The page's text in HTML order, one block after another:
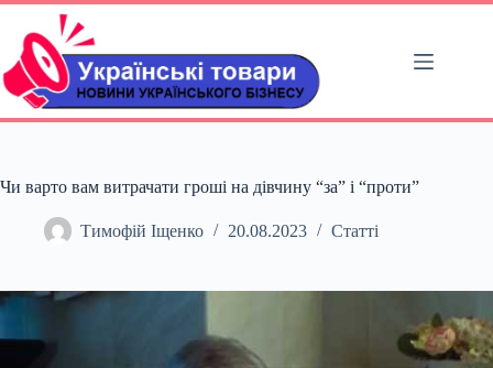
Перейти
вмісту
Чи варто вам витрачати гроші на дівчину “за” і “проти”
Тимофій Іщенко 20.08.2023 Статті